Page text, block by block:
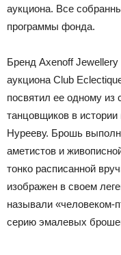
аукциона. Все
программы фонда.
Бренд Axenoff Jewellery
аукциона Club
посвятил ее одному из
танцовщиков в
Нурееву. Брошь
аметистов и
тонко расписанной
изображен в своем
называли «человеком-
серию эмалевых